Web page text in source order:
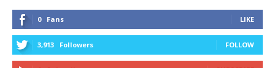
0 Fans LIKE
3,913 Followers FOLLOW